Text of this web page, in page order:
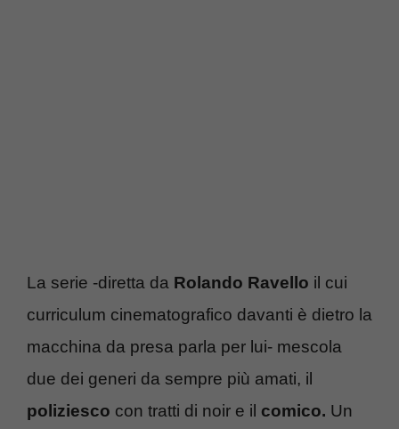
La serie -diretta da Rolando Ravello il cui
curriculum cinematografico davanti è dietro la
macchina da presa parla per lui- mescola
due dei generi da sempre più amati, il
poliziesco con tratti di noir e il comico. Un